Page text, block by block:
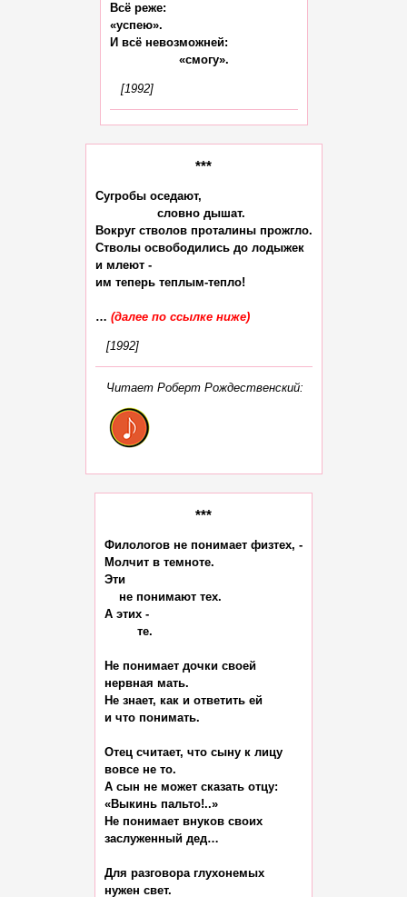
Всё реже:
«успею».
И всё невозможней:
[1992]
***
Сугробы оседают,
                 словно дышат.
Вокруг стволов проталины прожгло.
Стволы освободились до лодыжек
и млеют -
им теперь теплым-тепло!
… (далее по ссылке ниже)
[1992]
Читает Роберт Рождественский:
***
Филологов не понимает физтех, -
Молчит в темноте.
Эти
    не понимают тех.
А этих -
         те.
Не понимает дочки своей
нервная мать.
Не знает, как и ответить ей
и что понимать.
Отец считает, что сыну к лицу
вовсе не то.
А сын не может сказать отцу:
«Выкинь пальто!..»
Не понимает внуков своих
заслуженный дед…
Для разговора глухонемых